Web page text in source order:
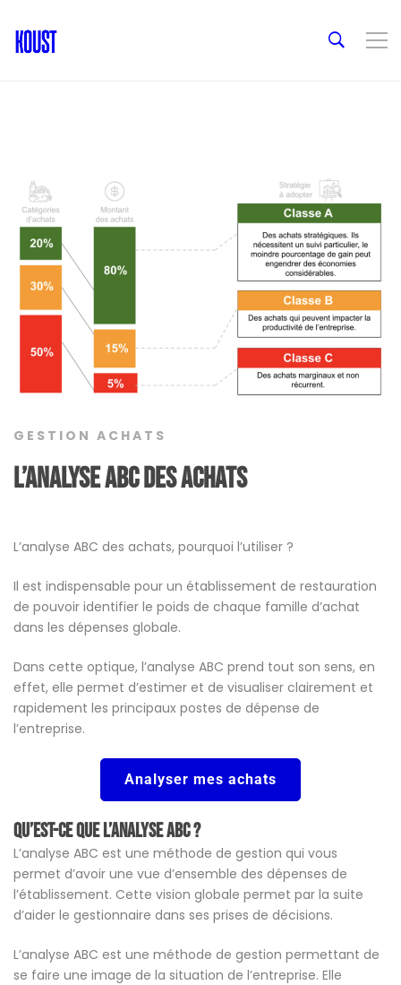
GESTION ACHATS
L’analyse ABC des achats
L’analyse ABC des achats, pourquoi l’utiliser ?
Il est indispensable pour un établissement de restauration
de pouvoir identifier le poids de chaque famille d’achat
dans les dépenses globale.
Dans cette optique, l’analyse ABC prend tout son sens, en
effet, elle permet d’estimer et de visualiser clairement et
rapidement les principaux postes de dépense de
l’entreprise.
Analyser mes achats
Qu’est-ce que l’analyse ABC ?
L’analyse ABC est une méthode de gestion qui vous
permet d’avoir une vue d’ensemble des dépenses de
l’établissement. Cette vision globale permet par la suite
d’aider le gestionnaire dans ses prises de décisions.
L’analyse ABC est une méthode de gestion permettant de
se faire une image de la situation de l’entreprise. Elle